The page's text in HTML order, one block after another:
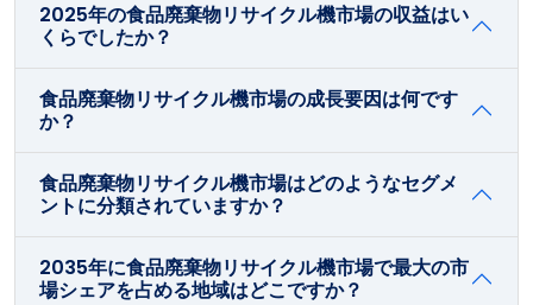
2025年の食品廃棄物リサイクル機市場の収益はい
くらでしたか？
食品廃棄物リサイクル機市場の成長要因は何です
か？
食品廃棄物リサイクル機市場はどのようなセグメ
ントに分類されていますか？
2035年に食品廃棄物リサイクル機市場で最大の市
場シェアを占める地域はどこですか？